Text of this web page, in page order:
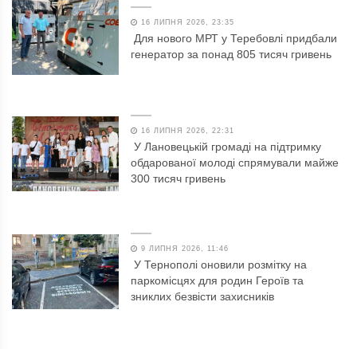
16 ЛИПНЯ 2026, 23:35
Для нового МРТ у Теребовлі придбали
генератор за понад 805 тисяч гривень
16 ЛИПНЯ 2026, 22:31
У Лановецькій громаді на підтримку
обдарованої молоді спрямували майже
300 тисяч гривень
9 ЛИПНЯ 2026, 11:46
У Тернополі оновили розмітку на
паркомісцях для родин Героїв та
зниклих безвісти захисників